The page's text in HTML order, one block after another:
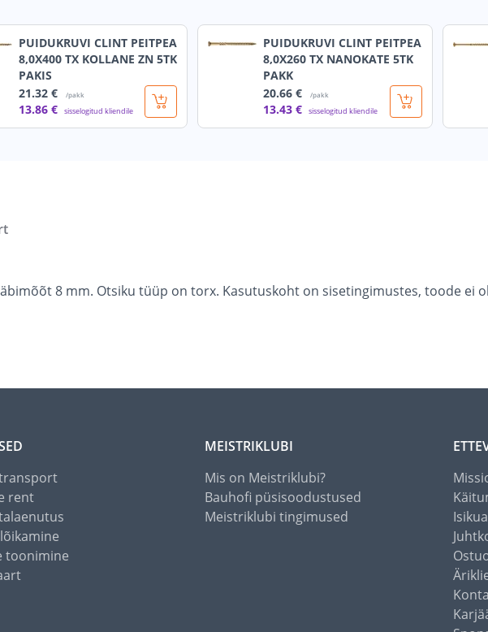
PUIDUKRUVI CLINT PEITPEA
8,0X400 TX KOLLANE ZN 5TK
PAKIS
21.32 € /pakk
13.86 € sisselogitud kliendile
PUIDUKRUVI CLINT PEITPEA
8,0X260 TX NANOKATE 5TK
PAKK
20.66 € /pakk
13.43 € sisselogitud kliendile
8 mm. Otsiku tüüp on torx. Kasutuskoht on sisetingimustes, toode ei
rent
toonimine
MEISTRIKLUBI
Mis on Meistriklubi?
Bauhofi püsisoodustused
Meistriklubi tingimused